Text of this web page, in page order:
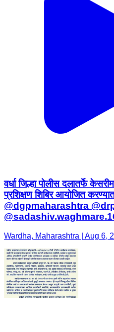
वर्धा जिल्हा पोलीस दलातर्फे
प्रशिक्षण शिबिर आयोजित
@dgpmaharashtra
Wardha, Maharashtra | Aug 6,